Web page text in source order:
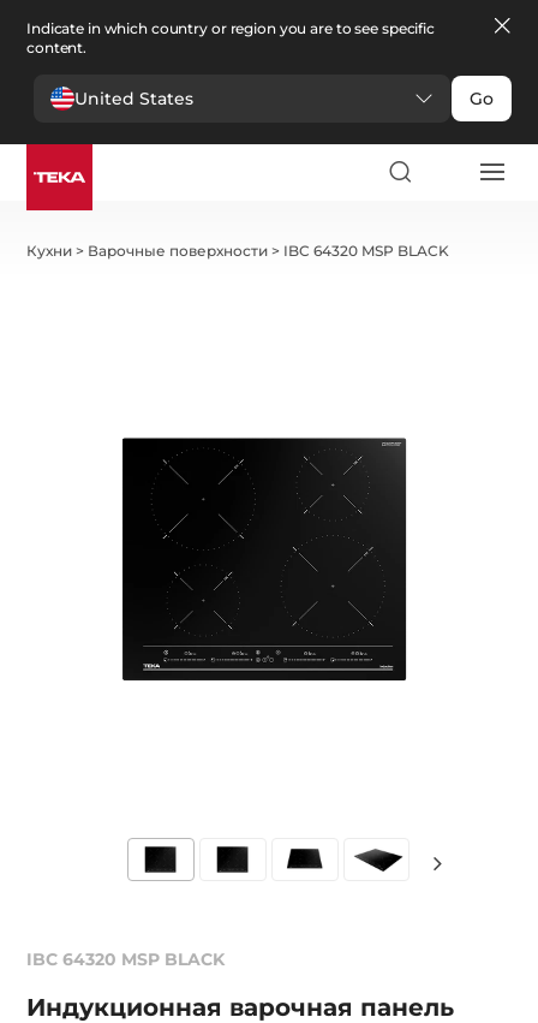
Indicate in which country or region you are to see specific
content.
United States Go
Кухни > Варочные поверхности > IBC 64320 MSP BLACK
IBC 64320 MSP BLACK
Индукционная варочная панель